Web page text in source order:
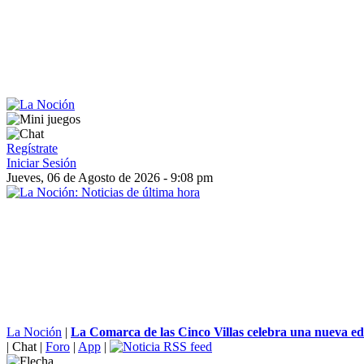
Regístrate
Iniciar Sesión
Jueves, 06 de Agosto de 2026 - 9:08 pm
La Noción | La Comarca de las Cinco Villas celebra una nueva
| Chat | Foro | App |